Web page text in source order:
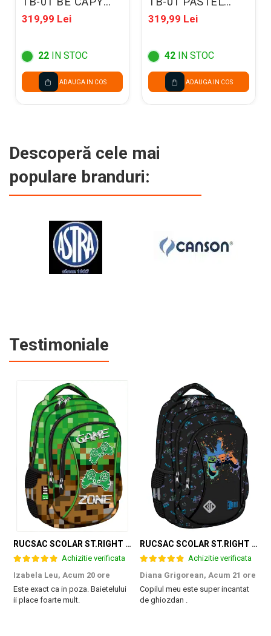
300776
319,99 Lei
22 IN STOC
ADAUGA IN COS
BUTTERFLY
300738
319,99 Lei
42 IN STOC
ADAUGA IN COS
Descoperă cele mai
populare branduri:
Testimoniale
RUCSAC SCOLAR ST.RIGHT 3 COMPARTIMENTE GAME ZONE BP-26 301384
Achizitie verificata
Izabela Leu, Acum 20 ore
Este exact ca in poza. Baietelului
ii place foarte mult.
RUCSAC SCOLAR ST.RIGHT 3 COMPARTIMENTE GAME CONTROLLER SPLASH BP-26 697562
Achizitie verificata
Diana Grigorean, Acum 21 ore
Copilul meu este super incantat
de ghiozdan .